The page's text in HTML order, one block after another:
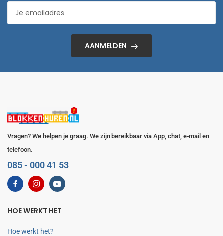
AANMELDEN
Vragen? We helpen je graag. We zijn bereikbaar via App, chat, e-mail en
telefoon.
085 - 000 41 53
HOE WERKT HET
Hoe werkt het?